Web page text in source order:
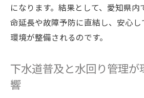
になります。結果として、愛知県
命延長や故障予防に直結し、安心
環境が整備されるのです。
下水道普及と水回り管理が
響